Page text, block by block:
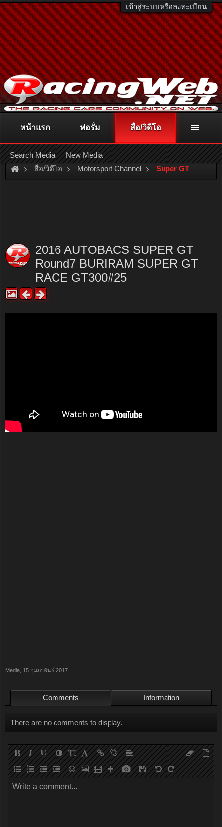
เข้าสู่ระบบหรือลงทะเบียน
ติดต่อลงโฆษณา racingweb@gmail.comหรือโทร. 081-811-1138
หรืออ่านรายละเอียดเพิ่มเติม คลิกที่นี่
สื่อ/วิดีโอ Motorsport Channel Super GT
2016 AUTOBACS SUPER GT
Round7 BURIRAM SUPER GT
RACE GT300#25
Media 15 กุมภาพันธ์ 2017
Comments Information
There are no comments to display.
Write a comment...
หน้าแรก ฟอรั่ม สื่อ/วิดีโอ
Search Media New Media